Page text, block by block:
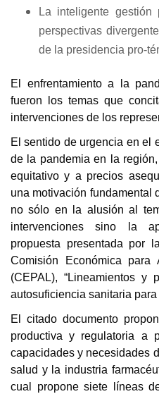
La inteligente gestión
perspectivas
de la presidencia pro-
El enfrentamiento a la
fueron los temas que
intervenciones de los
El sentido de urgencia en el
de la pandemia en la
equitativo y a precios
una motivación fundamental
no sólo en la alusión al
intervenciones sino la
propuesta presentada por
Comisión Económica
(CEPAL), “Lineamientos
autosuficiencia sanitaria
El citado documento
productiva y regulatoria a
capacidades y necesidades
salud y la industria
cual propone siete líneas